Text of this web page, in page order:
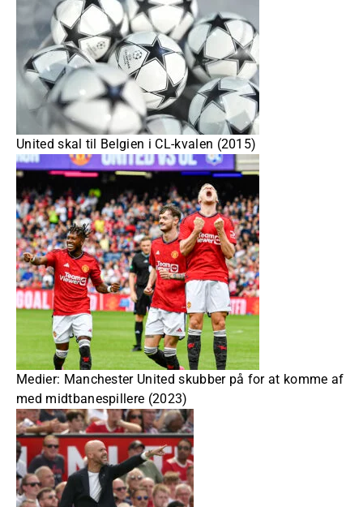
United skal til Belgien i CL-kvalen (2015)
Medier: Manchester United skubber på for at komme af
med midtbanespillere (2023)